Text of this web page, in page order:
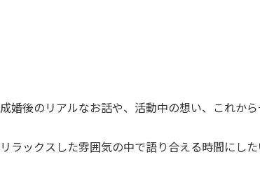
成婚後のリアルなお話や、活動中の想い、これか
リラックスした雰囲気の中で語り合える時間にし